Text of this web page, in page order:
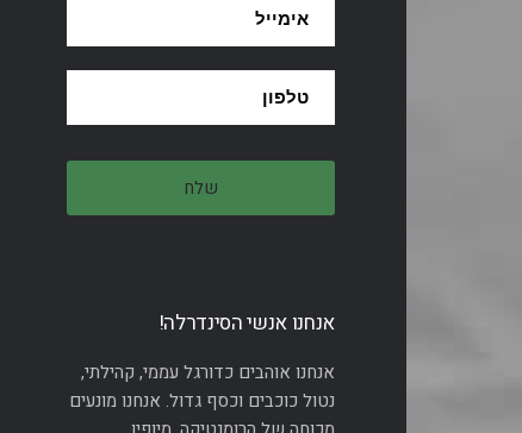
אנחנו אנשי הסינדרלה!
אנחנו אוהבים כדורגל עממי, קהילתי,
נטול כוכבים וכסף גדול. אנחנו מונעים